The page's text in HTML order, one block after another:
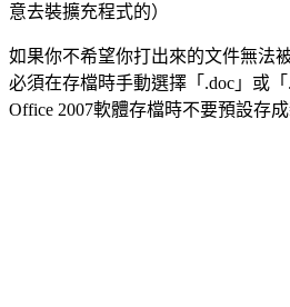
意去裝擴充程式的）
如果你不希望你打出來的文件無法
必須在存檔時手動選擇「.doc」或
Office 2007軟體存檔時不要預設存